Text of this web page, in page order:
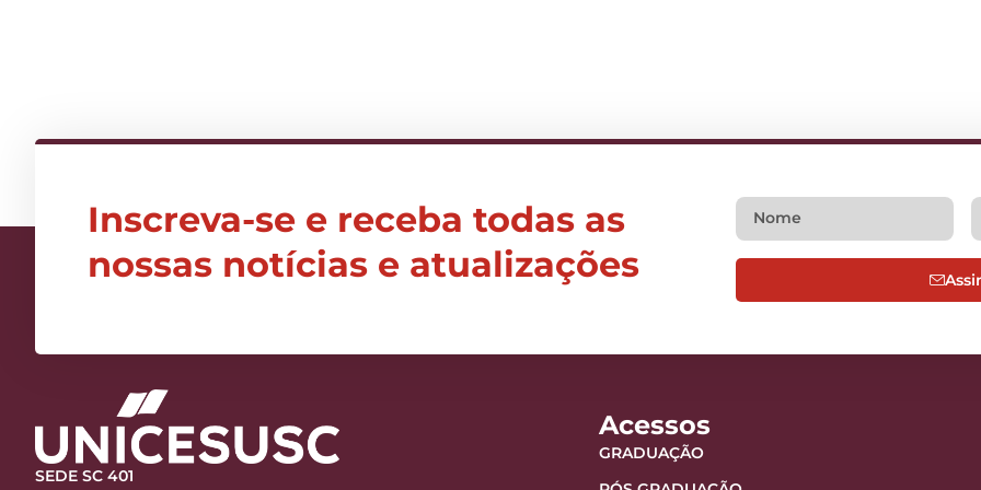
Inscreva-se e receba todas as
nossas notícias e atualizações
SEDE SC 401
Acessos
GRADUAÇÃO